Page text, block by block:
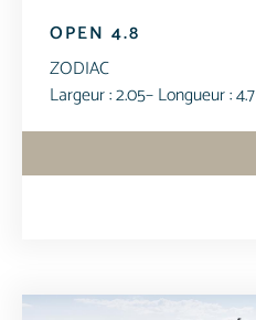
OPEN 4.8
ZODIAC
Largeur : 2.05– Longueur : 4.7